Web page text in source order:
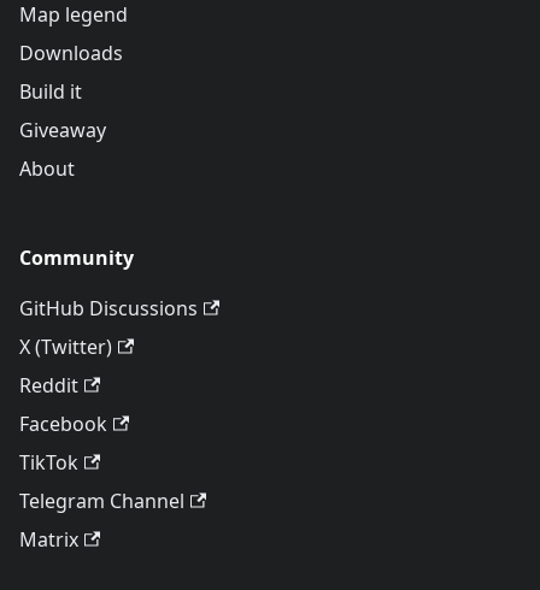
Map legend
Downloads
Build it
Giveaway
About
Community
GitHub Discussions
X (Twitter)
Reddit
Facebook
TikTok
Telegram Channel
Matrix